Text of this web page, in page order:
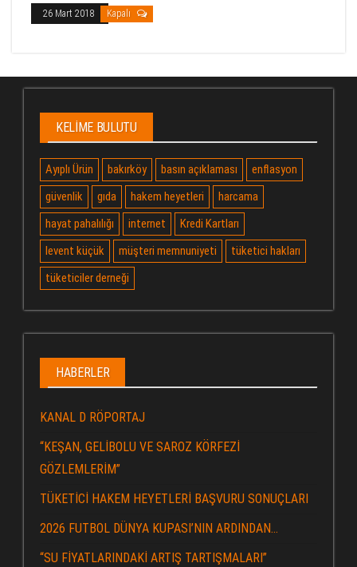
26 Mart 2018 Kapalı
KELIME BULUTU
Ayıplı Ürün bakırköy basın açıklaması
enflasyon
güvenlik
gıda hakem heyetleri
harcama
hayat pahalılığı
internet
Kredi Kartları
levent küçük
müşteri memnuniyeti
tüketici hakları
tüketiciler derneği
HABERLER
KANAL D RÖPORTAJ
“KEŞAN, GELİBOLU VE SAROZ KÖRFEZİ
GÖZLEMLERİM”
TÜKETİCİ HAKEM HEYETLERİ BAŞVURU SONUÇLARI
2026 FUTBOL DÜNYA KUPASI’NIN ARDINDAN…
“SU FİYATLARINDAKİ ARTIŞ TARTIŞMALARI”